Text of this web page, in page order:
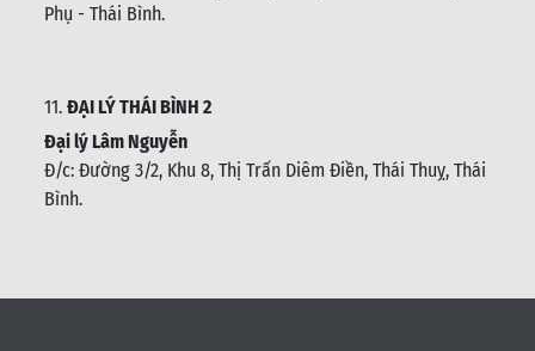
Phụ - Thái Bình.
11. ĐẠI LÝ THÁI BÌNH 2
Đại lý Lâm Nguyễn
Đ/c: Đường 3/2, Khu 8, Thị Trấn Diêm Điền, Thái Thuỵ, Thái
Bình.